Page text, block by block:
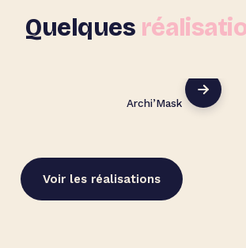
Quelques
Archi’Mask
Voir les réalisations